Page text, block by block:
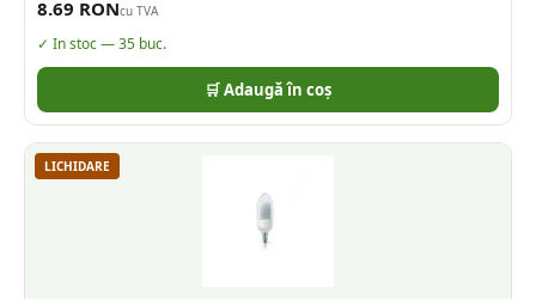
8.69 RONcu TVA
✓ In stoc —35 buc.
🛒 Adaugă în coș
LICHIDARE